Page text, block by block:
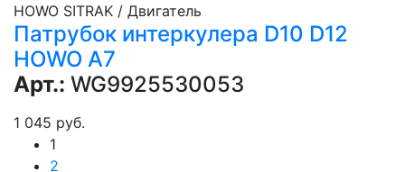
HOWO SITRAK / Двигатель
Патрубок интеркулера D10 D12
HOWO A7
Арт.: WG9925530053
1 045 руб.
1
2